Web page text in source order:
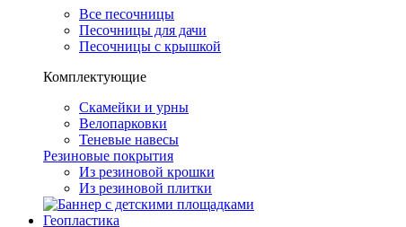
Все песочницы
Песочницы для дачи
Песочницы с крышкой
Комплектующие
Скамейки и урны
Велопарковки
Теневые навесы
Резиновые покрытия
Из резиновой крошки
Из резиновой плитки
Геопластика